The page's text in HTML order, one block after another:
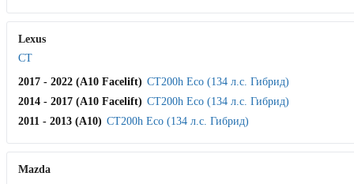
Lexus
CT
2017 - 2022 (A10 Facelift) CT200h Eco (134 л.с. Гибрид)
2014 - 2017 (A10 Facelift) CT200h Eco (134 л.с. Гибрид)
2011 - 2013 (A10) CT200h Eco (134 л.с. Гибрид)
Mazda